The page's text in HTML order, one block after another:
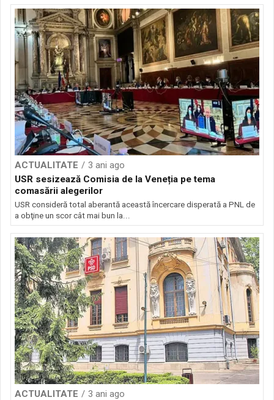
ACTUALITATE
3 ani ago
USR sesizează Comisia de la Veneția pe tema
comasării alegerilor
USR consideră total aberantă această încercare disperată a PNL de
a obţine un scor cât mai bun la...
ACTUALITATE
3 ani ago